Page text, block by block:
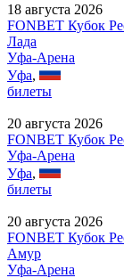
18 августа 2026
FONBET Кубок
Лада
Уфа-Арена
Уфа,
билеты
20 августа 2026
FONBET Кубок
Уфа-Арена
Уфа,
билеты
20 августа 2026
FONBET Кубок
Амур
Уфа-Арена